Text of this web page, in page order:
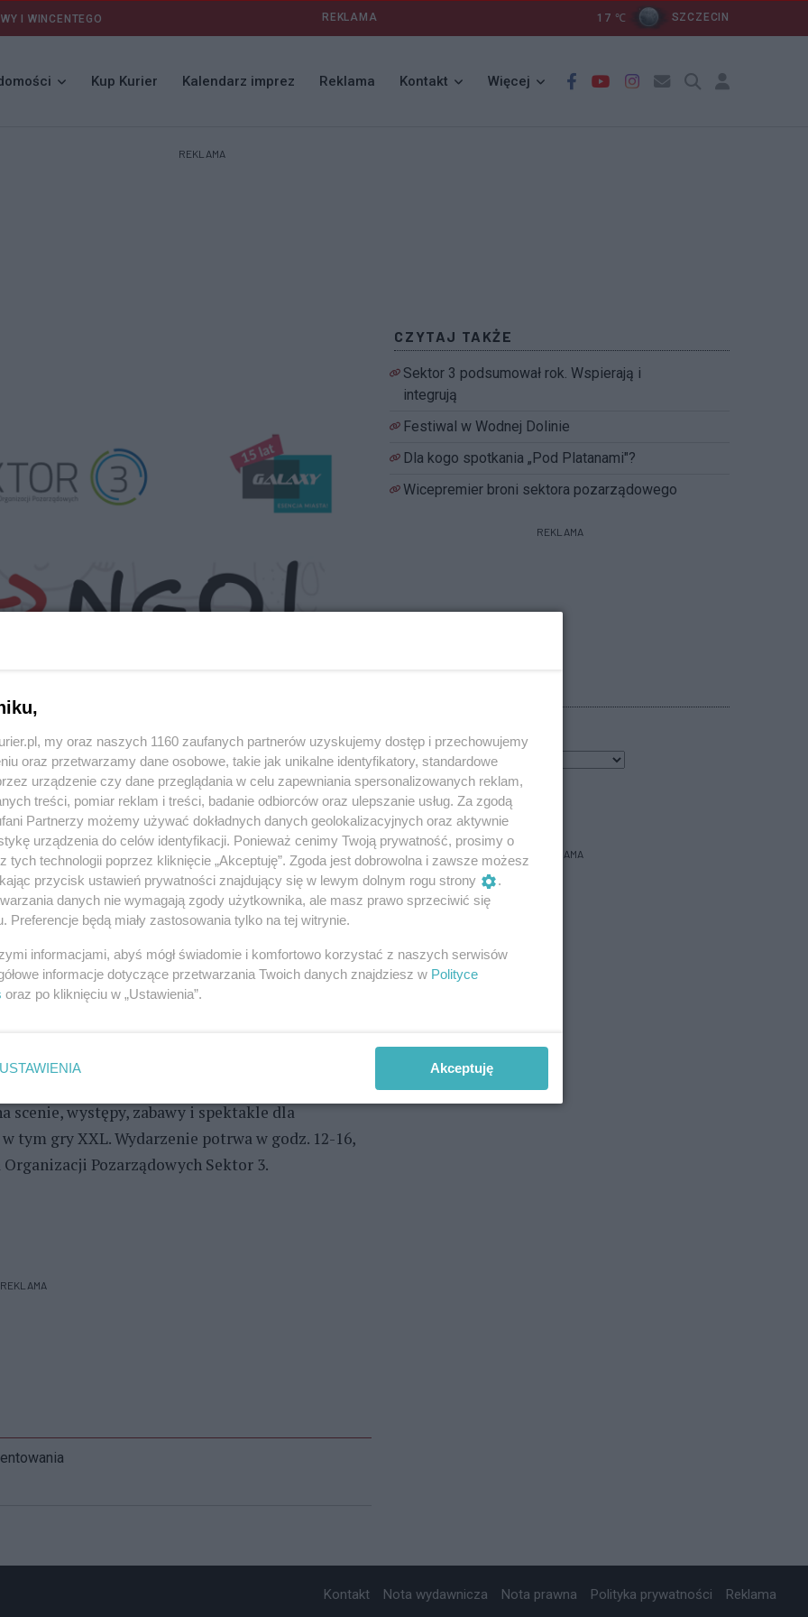
I WINCENTEGO REKLAMA 17 ℃ SZCZECIN
Kup Kurier Kalendarz imprez Reklama Kontakt Więcej
REKLAMA
się działalność lokalnych organizacji
zapowiada się impreza "Kto? NGO -
pasji pod dachem".
REKLAMA
się dwadzieścia organizacji, zrzeszonych w
pomocy społecznej, edukacji, czy na rzecz
dowiedzieć, czym się zajmują, poznać ich
Każdy uczestnik wydarzenia będzie
1 proc. podatku na lokalne organizacje
scenie, występy, zabawy i spektakle dla
tym gry XXL. Wydarzenie potrwa w godz. 12-16,
Pozarządowych Sektor 3.
REKLAMA
CZYTAJ TAKŻE
Sektor 3 podsumował rok. Wspierają i
integrują
Festiwal w Wodnej Dolinie
Dla kogo spotkania „Pod Platanami"?
Wicepremier broni sektora pozarządowego
REKLAMA
17℃
Zobacz prognozę na 3 dni
REKLAMA
Kontakt Nota wydawnicza Nota prawna Polityka prywatności Reklama
my oraz naszych 1160 zaufanych partnerów uzyskujemy dostęp i przechowujemy
oraz przetwarzamy dane osobowe, takie jak unikalne identyfikatory, standardowe
urządzenie czy dane przeglądania w celu zapewniania spersonalizowanych reklam,
treści, pomiar reklam i treści, badanie odbiorców oraz ulepszanie usług. Za zgodą
Partnerzy możemy używać dokładnych danych geolokalizacyjnych oraz aktywnie
urządzenia do celów identyfikacji. Ponieważ cenimy Twoją prywatność, prosimy o
tych technologii poprzez kliknięcie „Akceptuję”. Zgoda jest dobrowolna i zawsze możesz
przycisk ustawień prywatności znajdujący się w lewym dolnym rogu strony
.
danych nie wymagają zgody użytkownika, ale masz prawo sprzeciwić się
Preferencje będą miały zastosowania tylko na tej witrynie.
informacjami, abyś mógł świadomie i komfortowo korzystać z naszych serwisów
informacje dotyczące przetwarzania Twoich danych znajdziesz w Polityce
oraz po kliknięciu w „Ustawienia”.
USTAWIENIA Akceptuję